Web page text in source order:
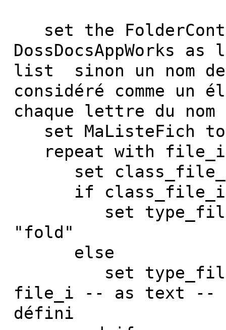
set the
list sinon un nom
considéré comme un
chaque lettre du
set MaListeFich
repeat with file_i
set class_file_i
if class_file_i
set type_file_i
"fold"
else
set
file_i -- as text --
défini